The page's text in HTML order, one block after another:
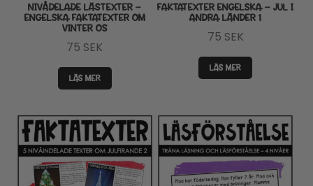
NIVÅDELADE LÄSTEXTER –
ENGELSKA FAKTATEXTER OM
VINTER OS
75 SEK
LÄS MER
FAKTATEXTER ENGELSKA – JUL I
ANDRA LÄNDER 1
75 SEK
LÄS MER